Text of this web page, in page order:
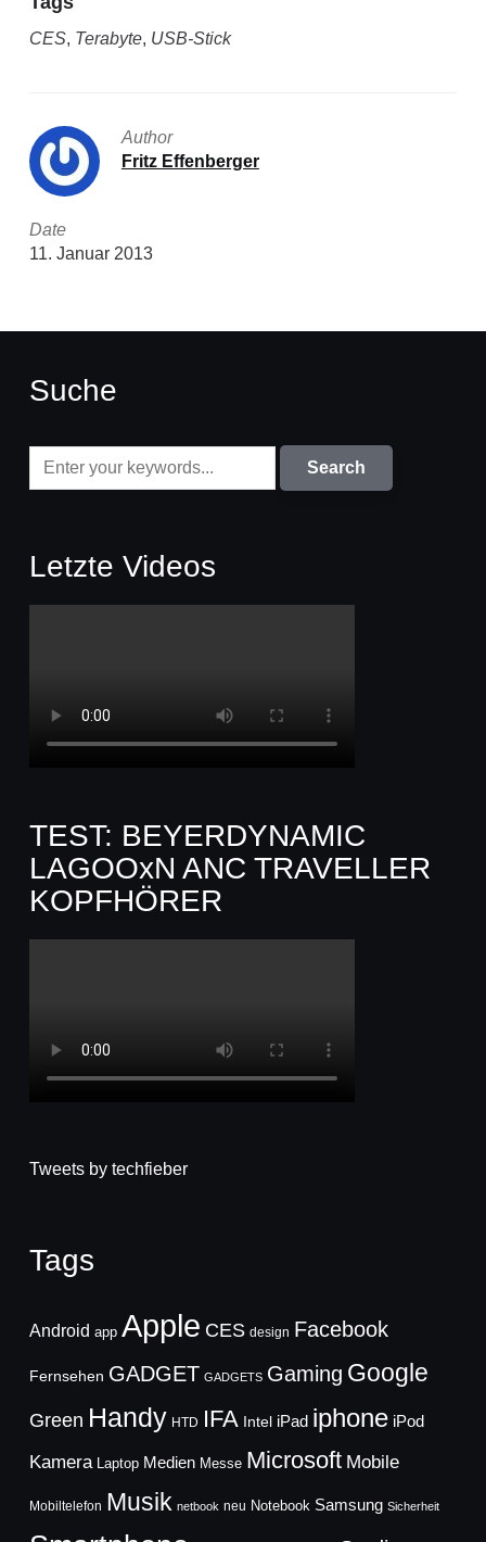
CES, Terabyte, USB-Stick
Author
Fritz Effenberger
Date
11. Januar 2013
Suche
Letzte Videos
TEST: BEYERDYNAMIC
LAGOOxN ANC TRAVELLER
KOPFHÖRER
Tweets by techfieber
Tags
Android app Apple CES design Facebook
Fernsehen GADGET GADGETS Gaming Google
Green Handy HTD IFA Intel iPad iphone iPod
Kamera Laptop Medien Messe Microsoft Mobile
Mobiltelefon Musik netbook neu Notebook Samsung Sicherheit